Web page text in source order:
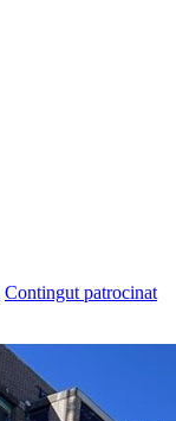
Contingut patrocinat